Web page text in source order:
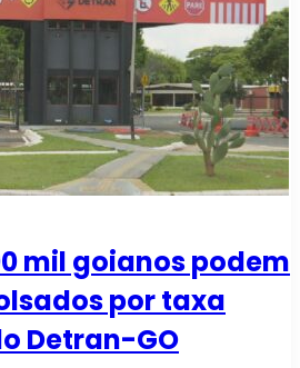
mil goianos podem
por taxa
Detran-GO